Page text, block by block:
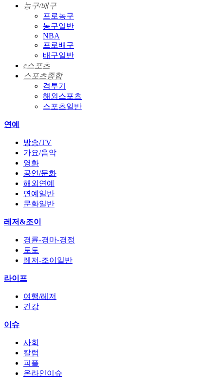
농구/배구
프로농구
농구일반
NBA
프로배구
배구일반
e스포츠
스포츠종합
격투기
해외스포츠
스포츠일반
연예
방송/TV
가요/음악
영화
공연/문화
해외연예
연예일반
문화일반
레저&조이
경륜-경마-경정
토토
레저-조이일반
라이프
여행/레저
건강
이슈
사회
칼럼
피플
온라인이슈